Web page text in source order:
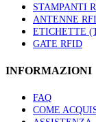
STAMPANTI
ANTENNE
ETICHETTE
GATE RFID
INFORMAZIONI
FAQ
COME